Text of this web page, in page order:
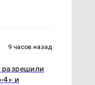
9 часов назад
разрешили
4» и